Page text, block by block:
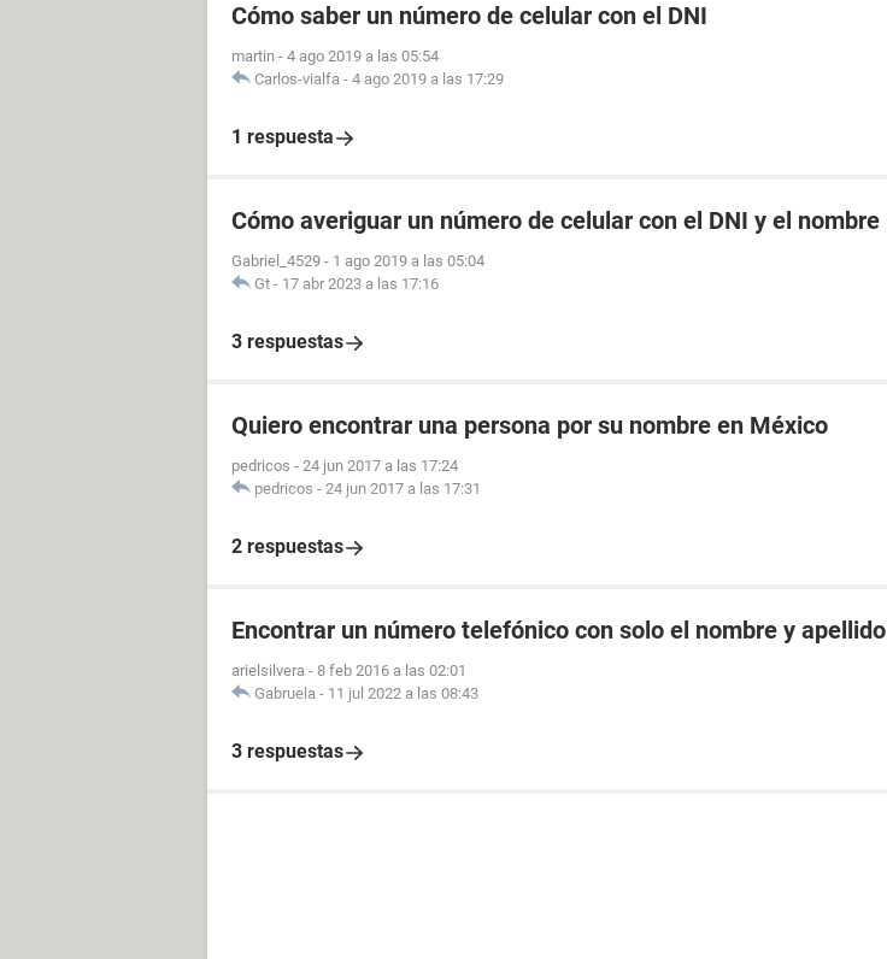
Cómo saber un número de celular con el DNI
martin - 4 ago 2019 a las 05:54
Carlos-vialfa - 4 ago 2019 a las 17:29
1 respuesta
Cómo averiguar un número de celular con el DNI y el nombre
Gabriel_4529 - 1 ago 2019 a las 05:04
Gt - 17 abr 2023 a las 17:16
3 respuestas
Quiero encontrar una persona por su nombre en México
pedricos - 24 jun 2017 a las 17:24
pedricos - 24 jun 2017 a las 17:31
2 respuestas
Encontrar un número telefónico con solo el nombre y apellido
arielsilvera - 8 feb 2016 a las 02:01
Gabruela - 11 jul 2022 a las 08:43
3 respuestas